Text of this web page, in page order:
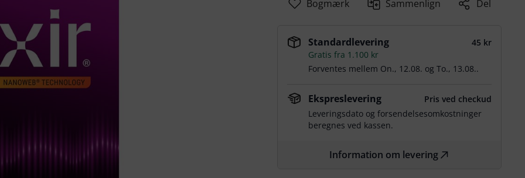
Bogmærk Sammenlign Del
Standardlevering
45 kr
Gratis fra 1.100 kr
Forventes mellem On., 12.08. ogTo., 13.08..
Ekspreslevering
Pris ved checkud
Leveringsdato og forsendelsesomkostninger
beregnes ved kassen.
Information om levering